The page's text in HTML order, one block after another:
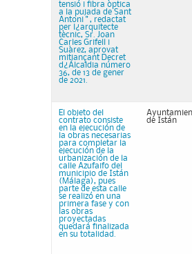
tensió i fibra òptica
a la pujada de Sant
Antoni " , redactat
per l¿arquitecte
tècnic, Sr. Joan
Carles Grifell i
Suàrez, aprovat
mitjançant Decret
d¿Alcaldia número
36, de 13 de gener
de 2021.
El objeto del
contrato consiste
en la ejecución de
la obras necesarias
para completar la
ejecución de la
urbanización de la
calle Azufaifo del
municipio de Istán
(Málaga), pues
parte de esta calle
se realizó en una
primera fase y con
las obras
proyectadas
quedará finalizada
en su totalidad.
de Istán